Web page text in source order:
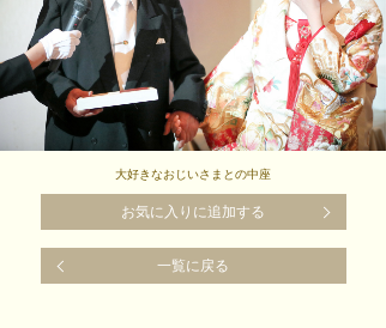
大好きなおじいさまとの中座
お気に入りに追加する
一覧に戻る